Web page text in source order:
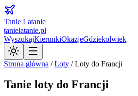
Tanie Latanie
tanielatanie.pl
WyszukajKierunkiOkazjeGdziekolwiek
Strona główna /Loty /Loty do Francji
Tanie loty do Francji